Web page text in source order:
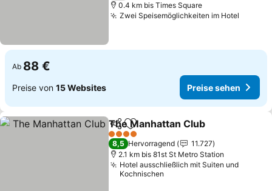
0.4 km bis Times Square
Zwei Speisemöglichkeiten im Hotel
Ab 88 €
Preise von 15 Websites Preise sehen
TeilenZu Favoriten hinzufügen
The Manhattan Club
4 Sterne
8,5 Hervorragend
11.727
2.1 km bis 81st St Metro Station
Hotel ausschließlich mit Suiten und
Kochnischen